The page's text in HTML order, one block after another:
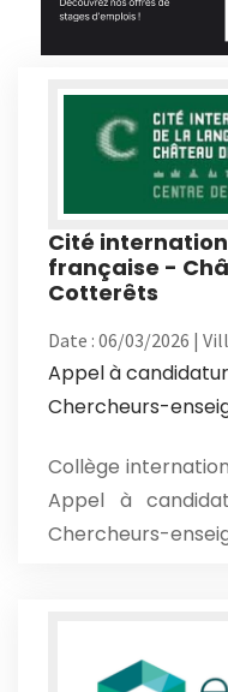
Cité
française -
Cotterêts
Date : 06/03/2026 |
Appel à
Chercheurs-
Collège
Appel à
Chercheurs-